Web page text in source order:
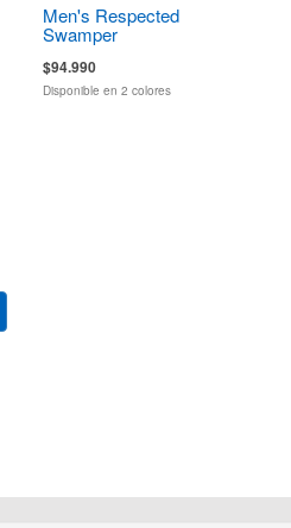
Men's Respected
Swamper
$94.990
Disponible en 2 colores